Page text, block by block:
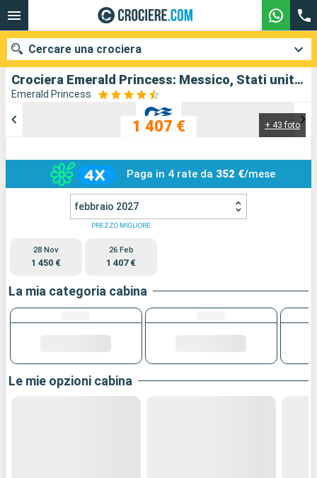
Crociera Emerald Princess: Messico, Stati uniti in partenza da Los Angeles
Emerald Princess
+ 43 foto
1 407 €
Paga in 4 rate da 352 €/mese
febbraio 2027
28 Nov
1 450 €
PREZZO MIGLIORE
26 Feb
1 407 €
La mia categoria cabina
Le mie opzioni cabina
Cercare una crociera
Le nostre destinazioni
Mesi di partenza
Porti Compagnie
Ricerca